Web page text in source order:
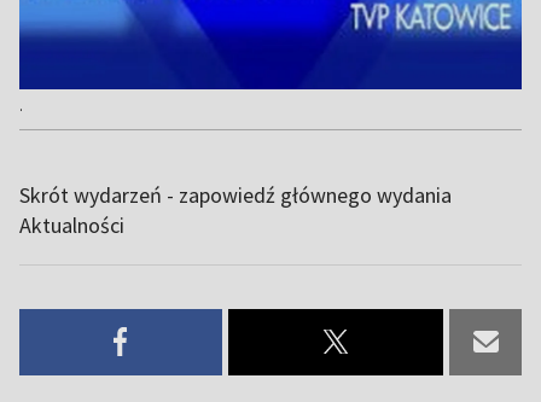
.
Skrót wydarzeń - zapowiedź głównego wydania
Aktualności